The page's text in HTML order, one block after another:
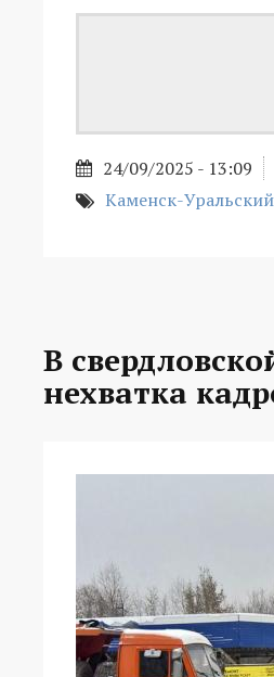
24/09/2025 - 13:09
Каменск-Уральский
В
нехватка